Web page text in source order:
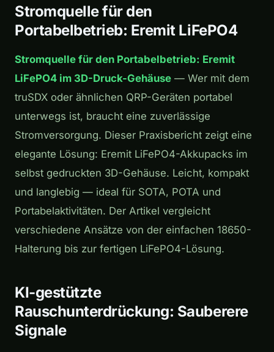
Stromquelle für den
Portabelbetrieb: Eremit LiFePO4
Stromquelle für den Portabelbetrieb: Eremit
LiFePO4 im 3D-Druck-Gehäuse — Wer mit dem
truSDX oder ähnlichen QRP-Geräten portabel
unterwegs ist, braucht eine zuverlässige
Stromversorgung. Dieser Praxisbericht zeigt eine
elegante Lösung: Eremit LiFePO4-Akkupacks im
selbst gedruckten 3D-Gehäuse. Leicht, kompakt
und langlebig — ideal für SOTA, POTA und
Portabelaktivitäten. Der Artikel vergleicht
verschiedene Ansätze von der einfachen 18650-
Halterung bis zur fertigen LiFePO4-Lösung.
KI-gestützte
Rauschunterdrückung: Sauberere
Signale